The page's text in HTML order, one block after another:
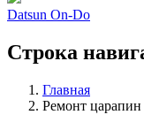
Datsun On-Do
Строка
Главная
Ремонт